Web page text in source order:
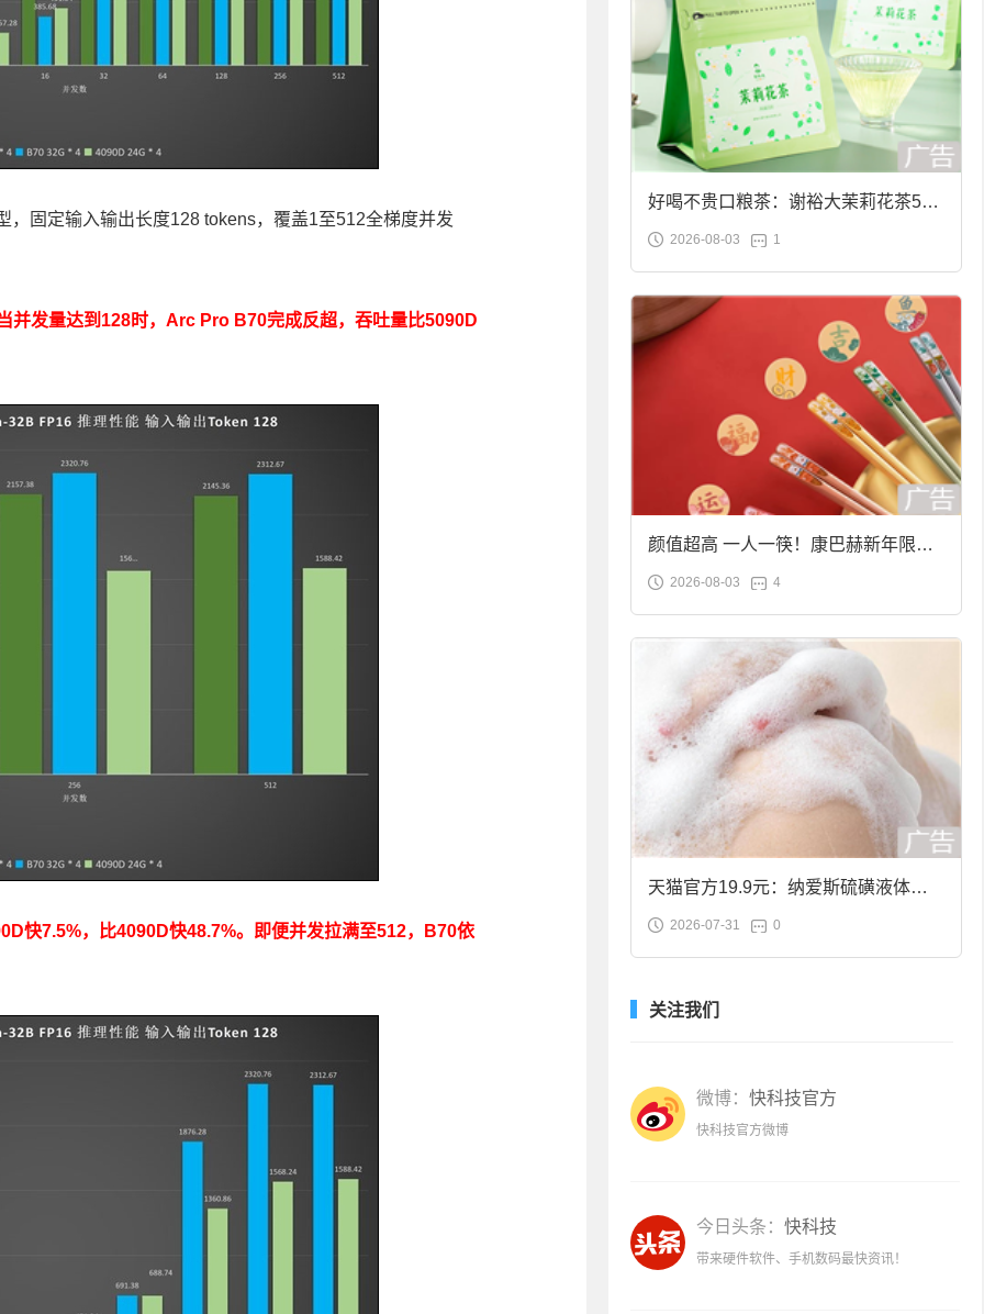
固定输入输出长度128 tokens，覆盖1至512全梯度并发
并发量达到128时，Arc Pro B70完成反超，吞吐量比5090D
快7.5%，比4090D快48.7%。即便并发拉满至512，B70依
好喝不贵口粮茶：谢裕大茉莉花茶50g
袋装9.9元到手
2026-08-03 1
颜值超高 一人一筷！康巴赫新年限定
合金筷子大促：19.9元
2026-08-03 4
天猫官方19.9元：纳爱斯硫磺液体香
皂2斤大促
2026-07-31 0
关注我们
微博： 快科技官方
快科技官方微博
今日头条： 快科技
带来硬件软件、手机数码最快资讯！